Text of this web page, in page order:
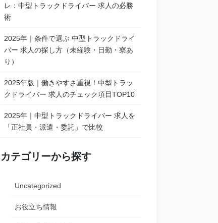
レ：中型トラックドライバー 求人の必勝
術
2025年｜条件で選ぶ 中型トラックドライ
バー 求人の探し方（未経験・日勤・寮あ
り）
2025年版｜働きやすさ重視！中型トラッ
クドライバー 求人のチェック項目TOP10
2025年｜中型トラックドライバー 求人を
「正社員・派遣・委託」で比較
カテゴリーから探す
Uncategorized
お役立ち情報